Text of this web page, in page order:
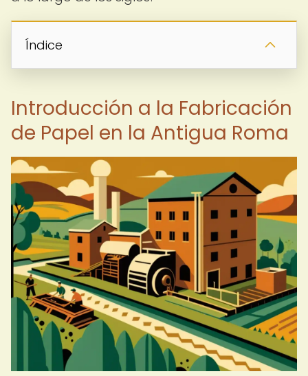
Índice
Introducción a la Fabricación
de Papel en la Antigua Roma